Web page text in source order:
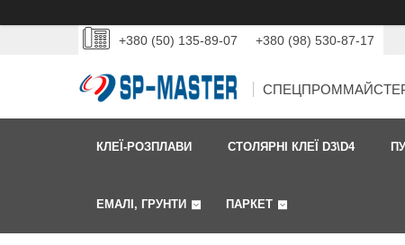
+380 (50) 135-89-07 +380 (98) 530-87-17
КЛЕЇ-РОЗПЛАВИ СТОЛЯРНІ КЛЕЇ D3\D4
ЕМАЛІ, ГРУНТИ ПАРКЕТ